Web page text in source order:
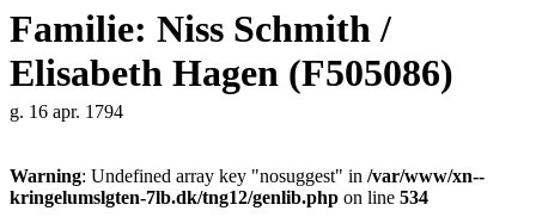
Familie: Niss Schmith /
Elisabeth Hagen (F505086)
g. 16 apr. 1794
Warning: Undefined array key "nosuggest" in /var/www/xn--
kringelumslgten-7lb.dk/tng12/genlib.php on line 534